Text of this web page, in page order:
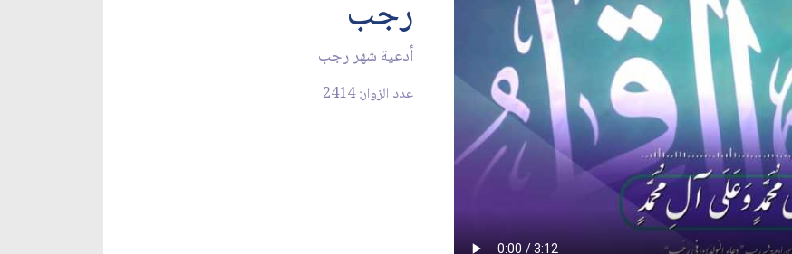
رجب
أدعية شهر رجب
عدد الزوار: 2414